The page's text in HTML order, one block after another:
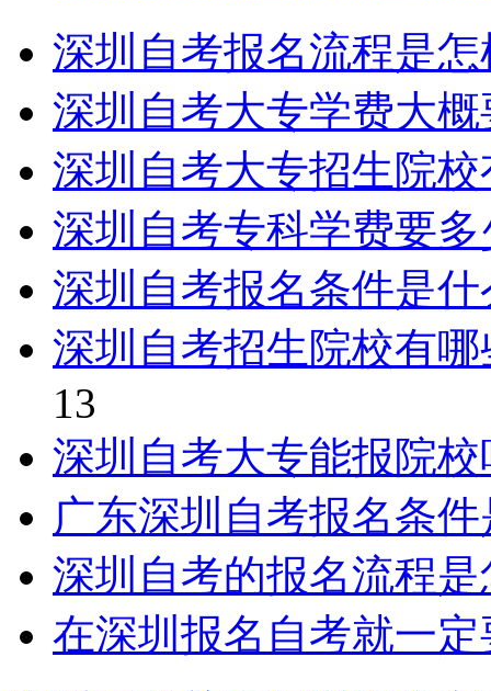
深圳自考报名流程是
深圳自考大专学费大
深圳自考大专招生院
深圳自考专科学费要
深圳自考报名条件是什
深圳自考招生院校有
13
深圳自考大专能报院校
广东深圳自考报名条
深圳自考的报名流程
在深圳报名自考就一